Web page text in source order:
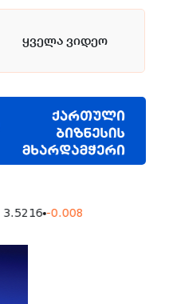
ყველა ვიდეო
-0.008